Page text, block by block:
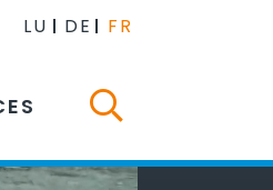
LU DE FR